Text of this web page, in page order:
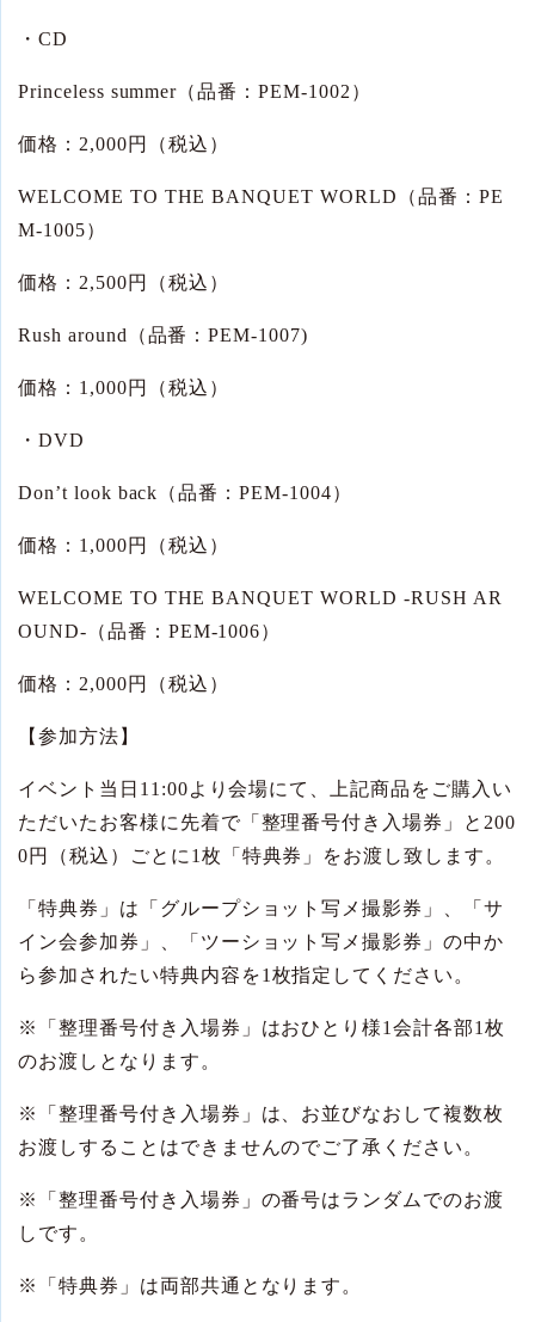
・ CD
Princeless summer （品番：PEM-1002 ）
価格： 2,000円（税込）
WELCOME TO THE BANQUET WORLD （品番： PE
M-1005）
価格： 2,500円（税込）
Rush around （品番：PEM-1007)
価格： 1,000円（税込）
・ DVD
Don’t look back （品番：PEM-1004）
価格： 1,000円（税込）
WELCOME TO THE BANQUET WORLD -RUSH AR
OUND- （品番： PEM-1006）
価格： 2,000円（税込）
【参加方法】
イベント当日 11:00より会場にて、上記商品をご購入い
ただいたお客様に先着で「整理番号付き入場券」と 200
0円（税込）ごとに 1 枚「特典券」をお渡し致します。
「特典券」は「グループショット写メ撮影券」、「サ
イン会参加券」、「ツーショット写メ撮影券」の中か
ら参加されたい特典内容を1 枚指定してください。
※ 「整理番号付き入場券」はおひとり様1会計各部1枚
のお渡しとなります。
※
「整理番号付き入場券」は、お並びなおして複数枚
お渡しすることはできませんのでご了承ください。
※
「整理番号付き入場券」の番号はランダムでのお渡
しです。
※ 「特典券」は両部共通となります。